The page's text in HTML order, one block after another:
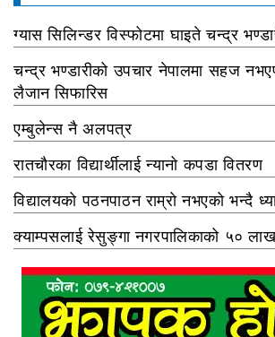
ग्यास सिलिन्डर विस्फोटमा घाइते चन्द्र
चन्द्र भण्डारीको उपचार नेपालमा सहज
लैजान सिफारिस
एम्बुलेन्स नै अलपत्र
रातचौरका विद्यार्थीलाई न्यानो कपडा वितरण
विद्यालयको पठनपाठन राम्रो नभएको भन्दै
क्याम्पसलाई रेसुङ्गा नगरपालिकाको ५०